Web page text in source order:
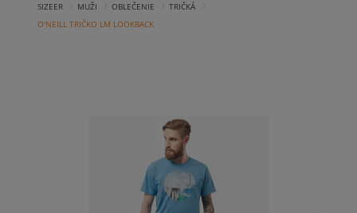
SIZEER MUŽI OBLEČENIE TRIČKÁ
O'NEILL TRIČKO LM LOOKBACK